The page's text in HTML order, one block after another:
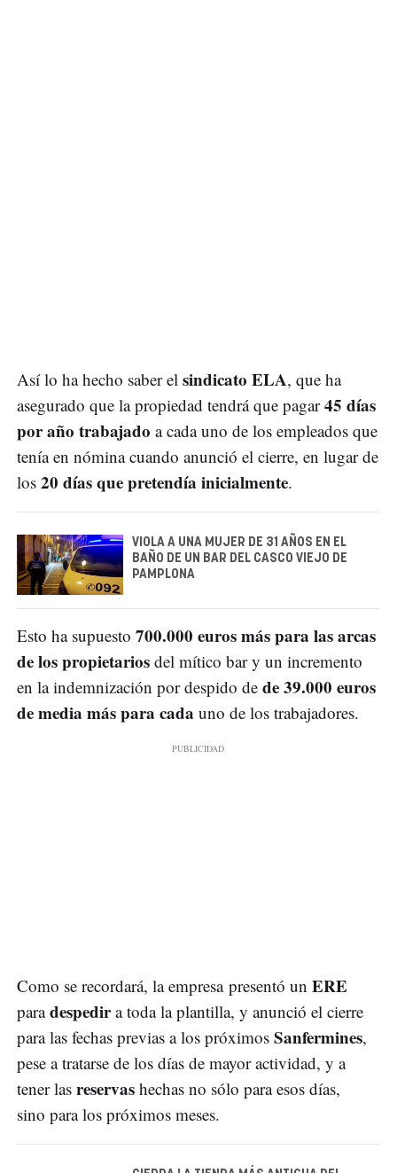
Así lo ha hecho saber el sindicato ELA, que ha
asegurado que la propiedad tendrá que pagar45 días
por año trabajado a cada uno de los empleados que
tenía en nómina cuando anunció el cierre, en lugar de
los 20 días que pretendía inicialmente.
VIOLA A UNA MUJER DE 31 AÑOS EN EL
BAÑO DE UN BAR DEL CASCO VIEJO DE
PAMPLONA
Esto ha supuesto 700.000 euros más para las arcas
de los propietarios del mítico bar y un incremento
en la indemnización por despido de de 39.000 euros
de media más para cada uno de los trabajadores.
Como se recordará, la empresa presentó un ERE
paradespedira toda la plantilla, y anunció el cierre
para las fechas previas a los próximos Sanfermines,
pese a tratarse de los días de mayor actividad, y a
tener las reservas hechas no sólo para esos días,
sino para los próximos meses.